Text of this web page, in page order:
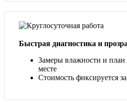
Быстрая диагностика и
Замеры влажности и план
месте
Стоимость фиксируется